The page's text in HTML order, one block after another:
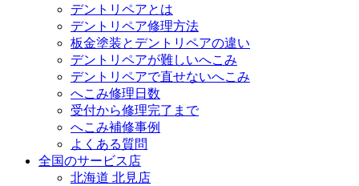
デントリペアとは
デントリペア修理方法
板金塗装とデントリペアの違い
デントリペアが難しいへこみ
デントリペアで直せないへこみ
へこみ修理日数
受付から修理完了まで
へこみ補修事例
よくある質問
全国のサービス店
北海道 北見店